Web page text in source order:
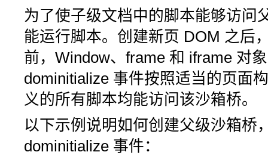
为了使子级文档中的脚本能够访问
能运行脚本。创建新页 DOM 之后
前，Window、frame 和 iframe 对
dominitialize 事件按照适当的页面
义的所有脚本均能访问该沙箱桥。
以下示例说明如何创建父级沙箱桥
dominitialize 事件：